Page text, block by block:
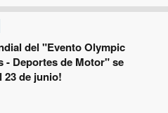
del "Evento Olympic
- Deportes de Motor" se
23 de junio!